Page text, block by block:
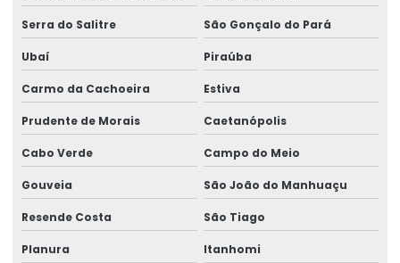
Serra do Salitre São Gonçalo do Pará
Ubaí Piraúba
Carmo da Cachoeira Estiva
Prudente de Morais Caetanópolis
Cabo Verde Campo do Meio
Gouveia São João do Manhuaçu
Resende Costa São Tiago
Planura Itanhomi